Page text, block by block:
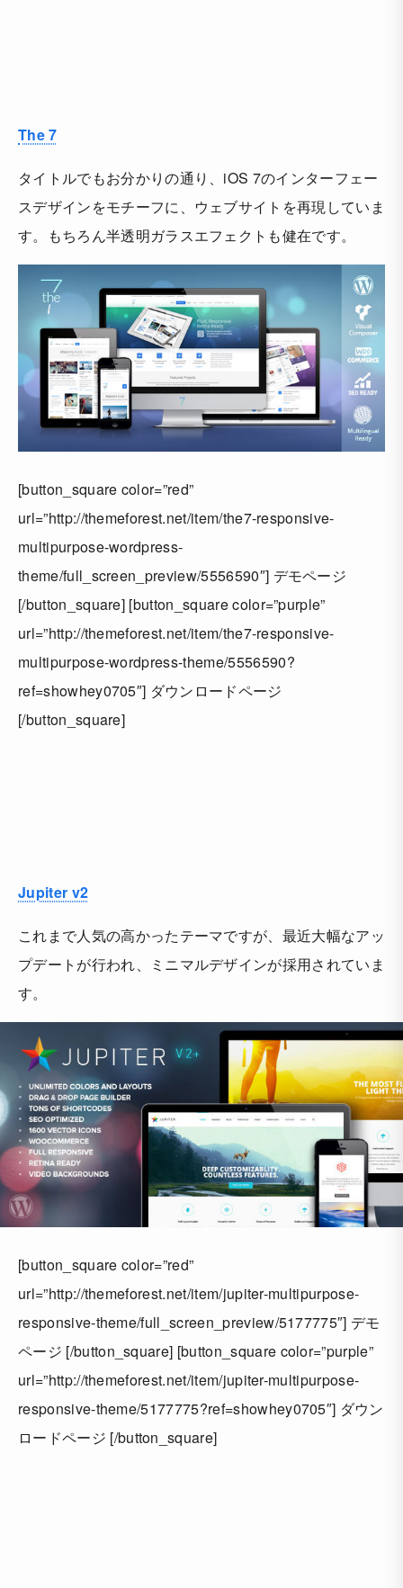
The 7
タイトルでもお分かりの通り、iOS 7のインターフェー
スデザインをモチーフに、ウェブサイトを再現していま
す。もちろん半透明ガラスエフェクトも健在です。
[button_square color=”red”
url=”http://themeforest.net/item/the7-responsive-
multipurpose-wordpress-
theme/full_screen_preview/5556590″] デモページ
[/button_square] [button_square color=”purple”
url=”http://themeforest.net/item/the7-responsive-
multipurpose-wordpress-theme/5556590?
ref=showhey0705″] ダウンロードページ
[/button_square]
Jupiter v2
これまで人気の高かったテーマですが、最近大幅なアッ
プデートが行われ、ミニマルデザインが採用されていま
す。
[button_square color=”red”
url=”http://themeforest.net/item/jupiter-multipurpose-
responsive-theme/full_screen_preview/5177775″] デモ
ページ [/button_square] [button_square color=”purple”
url=”http://themeforest.net/item/jupiter-multipurpose-
responsive-theme/5177775?ref=showhey0705″] ダウン
ロードページ [/button_square]